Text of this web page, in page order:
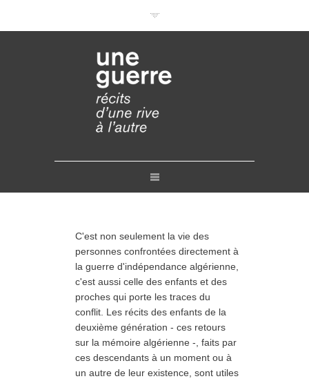
Conférences en ligne
Pourquoi et comment ?
Retours
C'est non seulement la vie des
personnes confrontées directement à
la guerre d'indépendance algérienne,
c'est aussi celle des enfants et des
proches qui porte les traces du
conflit. Les récits des enfants de la
deuxième génération - ces retours
sur la mémoire algérienne -, faits par
ces descendants à un moment ou à
un autre de leur existence, sont utiles